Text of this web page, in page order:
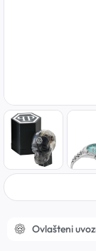
Ovlašteni